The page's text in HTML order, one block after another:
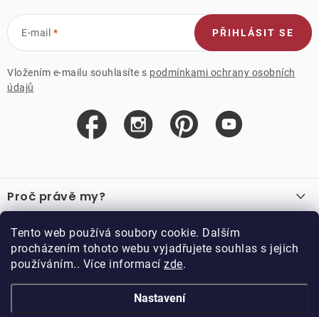
Tento web používá soubory cookie. Dalším
procházením tohoto webu vyjadřujete souhlas s jejich
používáním.. Více informací zde.
Nastavení
E-mail
Vložením e-mailu souhlasíte s podmínkami ochrany osobních
údajů
PŘIHLÁSIT SE
á
p
a
Proč právě my?
Recenze
Důležité odkazy
Velkoobchod
Vzorková prodejna
Kariéra
O nákupu
Obchodní podmínky